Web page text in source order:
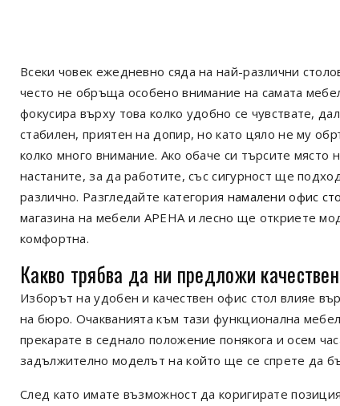
Всеки човек ежедневно сяда на най-различни
често не обръща особено внимание на самата
фокусира върху това колко удобно се чувствате,
стабилен, приятен на допир, но като цяло не му
колко много внимание. Ако обаче си търсите място
настаните, за да работите, със сигурност ще
различно. Разгледайте категория намалени офис
магазина на мебели АРЕНА и лесно ще откриете
комфортна.
Какво трябва да ни предложи
Изборът на удобен и качествен офис стол влияе
на бюро. Очакванията към тази функционална
прекарате в седнало положение понякога и осем
задължително моделът на който ще се спрете да
След като имате възможност да коригирате